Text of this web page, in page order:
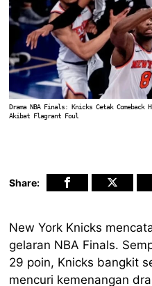
Drama NBA Finals: Knicks Cetak Comeback
Akibat Flagrant Foul
Share:
New York Knicks
gelaran NBA Finals.
29 poin, Knicks bangkit
mencuri kemenangan